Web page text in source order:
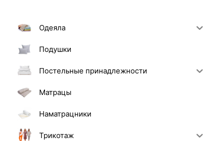
Одеяла
Подушки
Постельные принадлежности
Матрацы
Наматрацники
Трикотаж